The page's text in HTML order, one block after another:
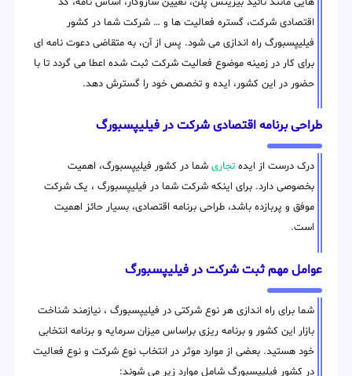
اقتصادی شرکت، گستره فعالیت ها و … شرکت شما در کشور
فیلیپسبورگ راه اندازی می شود. پس از آن، به متقاضی دعوت نامه ای
برای کار در زمینه موضوع فعالیت شرکت ثبت شده اعطا می گردد تا با
حضور در این کشور، ایده و تخصص خود را گسترش دهد.
طراحی برنامه اقتصادی شرکت در فیلیپسبورگ
درک درست از ایده تجاری شما در کشور فیلیپسبورگ، اهمیت
بخصوصی دارد. برای اینکه شرکت شما در فیلیپسبورگ ، یک شرکت
موفق و پربازده باشد، طراحی برنامه اقتصادی، بسیار حائز اهمیت
است.
عوامل مهم ثبت شرکت در فیلیپسبورگ
شما برای راه اندازی هر نوع شرکتی در فیلیپسبورگ ، نیازمند شناخت
بازار این کشور و برنامه ریزی براساس میزان سرمایه و برنامه انتخابی
خود هستید. بعضی از موارد موثر در انتخاب نوع شرکت و نوع فعالیت
در کشور فیلیپسبورگ شامل موارد زیر می شوند: